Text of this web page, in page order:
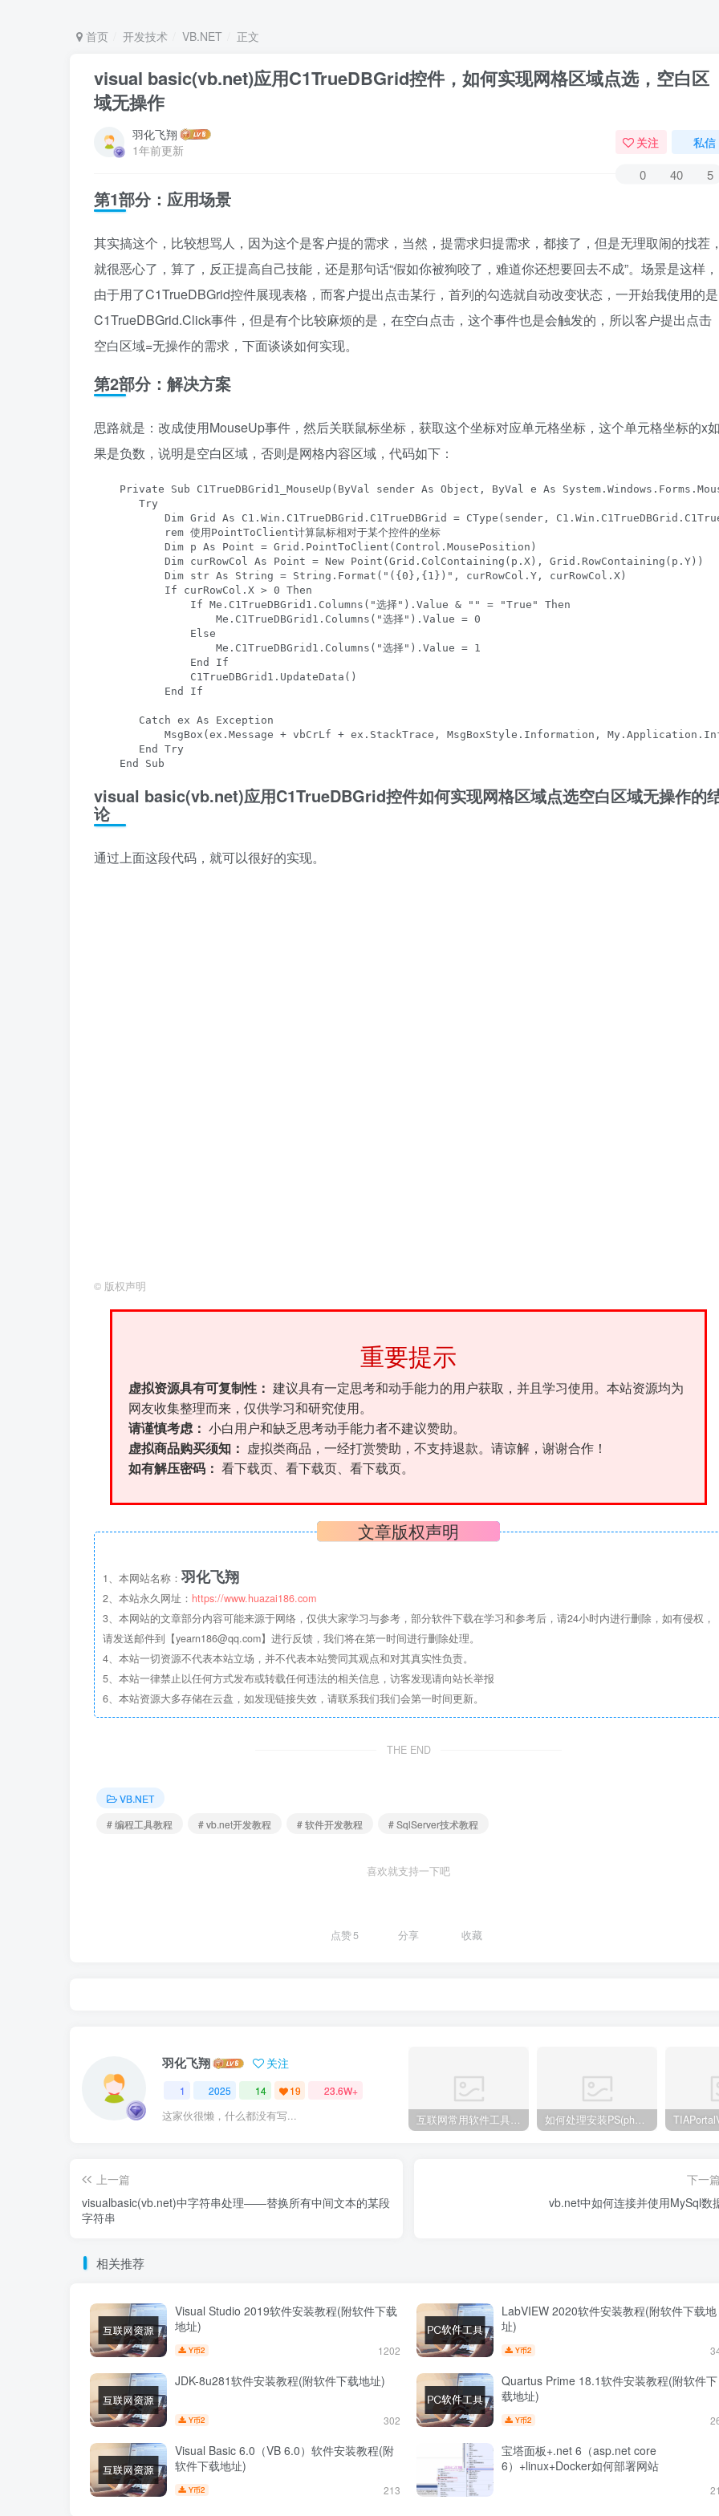
首页 开发技术 VB.NET 正文
visual basic(vb.net)应用C1TrueDBGrid控件，如何实现网格区域点选，空白区
域无操作
羽化飞翔
1年前更新
关注 私信
0 40 5
第1部分：应用场景
其实搞这个，比较想骂人，因为这个是客户提的需求，当然，提需求归提需求，都接了，但是无理取闹的找茬，
就很恶心了，算了，反正提高自己技能，还是那句话“假如你被狗咬了，难道你还想要回去不成”。场景是这样，
由于用了C1TrueDBGrid控件展现表格，而客户提出点击某行，首列的勾选就自动改变状态，一开始我使用的是
C1TrueDBGrid.Click事件，但是有个比较麻烦的是，在空白点击，这个事件也是会触发的，所以客户提出点击
空白区域=无操作的需求，下面谈谈如何实现。
第2部分：解决方案
思路就是：改成使用MouseUp事件，然后关联鼠标坐标，获取这个坐标对应单元格坐标，这个单元格坐标的x如
果是负数，说明是空白区域，否则是网格内容区域，代码如下：
Private Sub C1TrueDBGrid1_MouseUp(ByVal sender As Object, ByVal e As
Try
Dim Grid As C1.Win.C1TrueDBGrid.C1TrueDBGrid = CType(sender,
rem 使用PointToClient计算鼠标相对于某个控件的坐标
Dim p As Point = Grid.PointToClient(Control.MousePosition)
Dim curRowCol As Point = New Point(Grid.ColContaining(p.X), Grid.RowContaining(p.Y))
Dim str As String = String.Format("({0},{1})", curRowCol.Y, curRowCol.X)
If curRowCol.X > 0 Then
If Me.C1TrueDBGrid1.Columns("选择").Value & "" = "True" Then
Me.C1TrueDBGrid1.Columns("选择").Value = 0
Else
Me.C1TrueDBGrid1.Columns("选择").Value = 1
End If
C1TrueDBGrid1.UpdateData()
End If
Catch ex As Exception
MsgBox(ex.Message + vbCrLf + ex.StackTrace, MsgBoxStyle.Information,
End Try
End Sub
visual basic(vb.net)应用C1TrueDBGrid控件如何实现网格区域点选空白区域无操作的
论
通过上面这段代码，就可以很好的实现。
© 版权声明
重要提示
虚拟资源具有可复制性： 建议具有一定思考和动手能力的用户获取，并且学习使用。本站资源均为
网友收集整理而来，仅供学习和研究使用。
请谨慎考虑： 小白用户和缺乏思考动手能力者不建议赞助。
虚拟商品购买须知：
虚拟类商品，一经打赏赞助，不支持退款。请谅解，谢谢合作！
如有解压密码： 看下载页、看下载页、看下载页。
文章版权声明
1、本网站名称： 羽化飞翔
2、本站永久网址： https://www.huazai186.com
3、本网站的文章部分内容可能来源于网络，仅供大家学习与参考，部分软件下载在学习和参考后，请24小时内进行删除，如有侵权，
请发送邮件到【yearn186@qq.com】进行反馈，我们将在第一时间进行删除处理。
4、本站一切资源不代表本站立场，并不代表本站赞同其观点和对其真实性负责。
5、本站一律禁止以任何方式发布或转载任何违法的相关信息，访客发现请向站长举报
6、本站资源大多存储在云盘，如发现链接失效，请联系我们我们会第一时间更新。
THE END
VB.NET
# 编程工具教程
# vb.net开发教程 # 软件开发教程 # SqlServer技术教程
喜欢就支持一下吧
点赞5 分享 收藏
羽化飞翔 关注
1 2025 14 19 23.6W+
这家伙很懒，什么都没有写... 互联网常用软件工具资源汇总贴 如何处理安装PS(photoshop cc2018) 时，提示系统或者IE浏览器需要升级
上一篇
visualbasic(vb.net)中字符串处理——替换所有中间文本的某段
字符串
下一篇
vb.net中如何连接并使用MySql数
相关推荐
Visual Studio 2019软件安装教程(附软件下载
地址)
Y币2 1202
LabVIEW 2020软件安装教程(附软件下载地
址)
Y币2
JDK-8u281软件安装教程(附软件下载地址)
Y币2 302
Quartus Prime 18.1软件安装教程(附软件下
载地址)
Y币2
Visual Basic 6.0（VB 6.0）软件安装教程(附
软件下载地址)
Y币2 213
宝塔面板+.net 6（asp.net core
6）+linux+Docker如何部署网站